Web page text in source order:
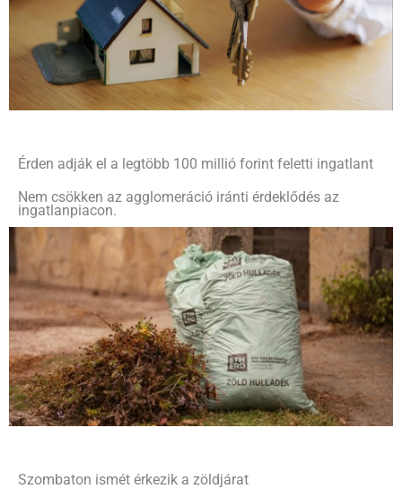
Érden adják el a legtöbb 100 millió forint feletti ingatlant
Nem csökken az agglomeráció iránti érdeklődés az
ingatlanpiacon.
Szombaton ismét érkezik a zöldjárat